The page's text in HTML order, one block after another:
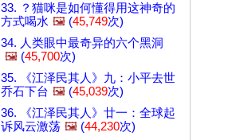
33. ？猫咪是如何懂得用这神奇的
方式喝水 🖼️ (45,749次)
34. 人类眼中最奇异的六个黑洞
🖼️ (45,700次)
35. 《江泽民其人》九：小平去世
乔石下台 🖼️ (45,039次)
36. 《江泽民其人》廿一：全球起
诉风云激荡 🖼️ (44,230次)